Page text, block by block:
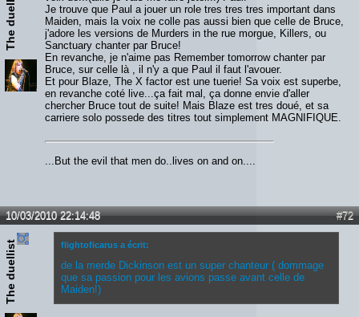
The duellist
Je trouve que Paul a jouer un role tres tres tres important dans
Maiden, mais la voix ne colle pas aussi bien que celle de Bruce,
j'adore les versions de Murders in the rue morgue, Killers, ou
Sanctuary chanter par Bruce!
En revanche, je n'aime pas Remember tomorrow chanter par
Bruce, sur celle là , il n'y a que Paul il faut l'avouer.
Et pour Blaze, The X factor est une tuerie! Sa voix est superbe,
en revanche coté live...ça fait mal, ça donne envie d'aller
chercher Bruce tout de suite! Mais Blaze est tres doué, et sa
carriere solo possede des titres tout simplement MAGNIFIQUE.
...But the evil that men do..lives on and on....
#72
10/03/2010 22:14:48
The duellist flightoficarus a écrit:
de la merde Dickinson est un super chanteur ( dommage
que sa passion pour les avions passe avant celle de
Maiden!)